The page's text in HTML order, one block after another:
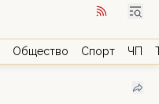
Общество Спорт ЧП